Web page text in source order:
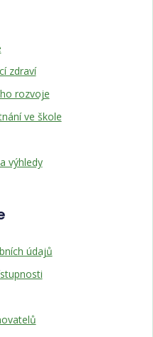
zdraví
rozvoje
ve škole
výhledy
údajů